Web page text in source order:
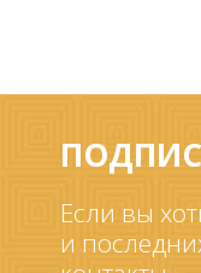
Если вы
и